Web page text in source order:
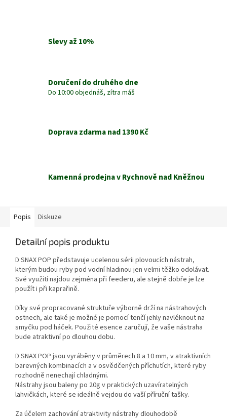
Slevy až 10%
Doručení do druhého dne
Do 10:00 objednáš, zítra máš
Doprava zdarma nad 1390 Kč
Kamenná prodejna v Rychnově nad Kněžnou
Popis Diskuze
Detailní popis produktu
D SNAX POP představuje ucelenou sérii plovoucích nástrah,
kterým budou ryby pod vodní hladinou jen velmi těžko odolávat.
Své využití najdou zejména při feederu, ale stejně dobře je lze
použít i při kaprařině.
Díky své propracované struktuře výborně drží na nástrahových
ostnech, ale také je možné je pomocí tenčí jehly navléknout na
smyčku pod háček. Použité esence zaručují, že vaše nástraha
bude atraktivní po dlouhou dobu.
D SNAX POP jsou vyráběny v průměrech 8 a 10 mm, v atraktivních
barevných kombinacích a v osvědčených příchutích, které ryby
rozhodně nenechají chladnými.
Nástrahy jsou baleny po 20g v praktických uzavíratelných
lahvičkách, které se ideálně vejdou do vaší příruční tašky.
Za účelem zachování atraktivity nástrahy dlouhodobě